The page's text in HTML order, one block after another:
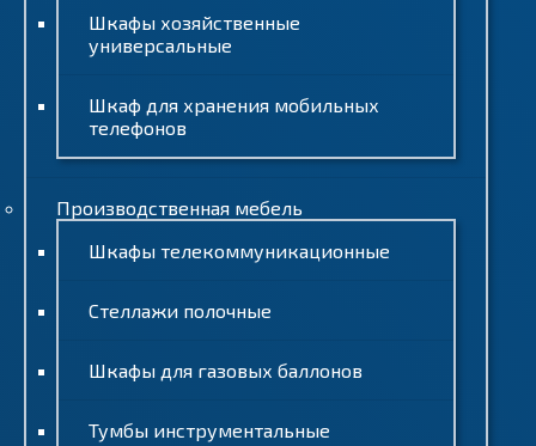
Шкафы хозяйственные
универсальные
Шкаф для хранения мобильных
телефонов
Производственная мебель
Шкафы телекоммуникационные
Стеллажи полочные
Шкафы для газовых баллонов
Тумбы инструментальные